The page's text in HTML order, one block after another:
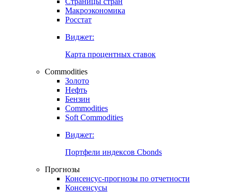
Возможность создания своего индекса
Страницы стран
Росстат
Виджет:
Карта процентных ставок
Commodities
Золото
Бензин
Soft Commodities
Виджет:
Портфели индексов Cbonds